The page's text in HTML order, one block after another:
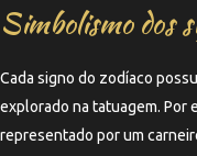
Simbolismo dos
Cada signo do zodíaco
explorado na tatuagem. Por
representado por um